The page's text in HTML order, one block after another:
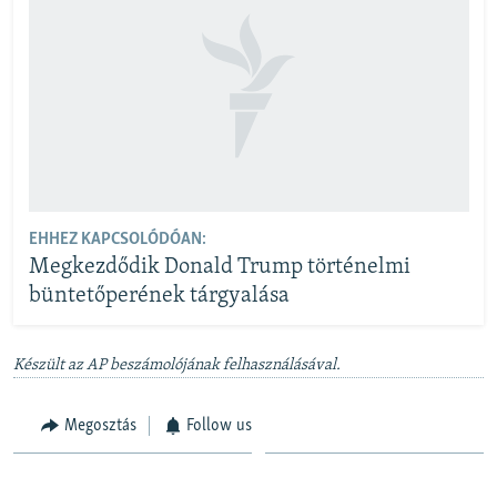
EHHEZ KAPCSOLÓDÓAN:
Megkezdődik Donald Trump történelmi
büntetőperének tárgyalása
Készült az AP beszámolójának felhasználásával.
Megosztás Follow us